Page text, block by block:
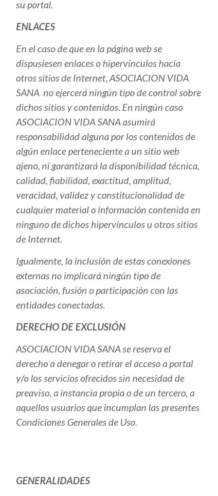
su portal.
ENLACES
En el caso de que en la página web se
dispusiesen enlaces o hipervínculos hacía
otros sitios de Internet, ASOCIACION VIDA
SANA no ejercerá ningún tipo de control sobre
dichos sitios y contenidos. En ningún caso
ASOCIACION VIDA SANA asumirá
responsabilidad alguna por los contenidos de
algún enlace perteneciente a un sitio web
ajeno, ni garantizará la disponibilidad técnica,
calidad, fiabilidad, exactitud, amplitud,
veracidad, validez y constitucionalidad de
cualquier material o información contenida en
ninguno de dichos hipervínculos u otros sitios
de Internet.
Igualmente, la inclusión de estas conexiones
externas no implicará ningún tipo de
asociación, fusión o participación con las
entidades conectadas.
DERECHO DE EXCLUSIÓN
ASOCIACION VIDA SANA se reserva el
derecho a denegar o retirar el acceso a portal
y/o los servicios ofrecidos sin necesidad de
preaviso, a instancia propia o de un tercero, a
aquellos usuarios que incumplan las presentes
Condiciones Generales de Uso.
GENERALIDADES